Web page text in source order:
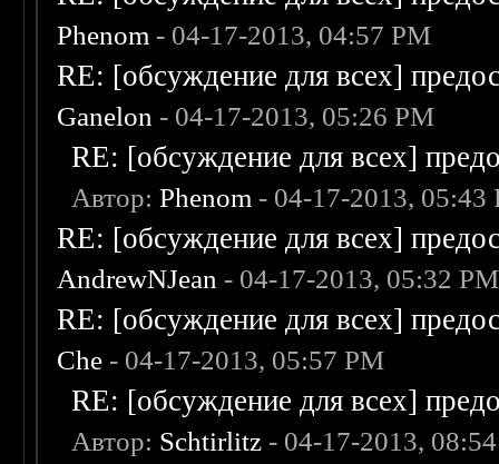
Phenom - 04-17-2013, 04:57 PM
RE: [обсуждение для всех]
Ganelon - 04-17-2013, 05:26 PM
RE: [обсуждение для всех]
Автор:Phenom - 04-17-2013, 05:43
RE: [обсуждение для всех]
AndrewNJean - 04-17-2013, 05:32 PM
RE: [обсуждение для всех]
Che - 04-17-2013, 05:57 PM
RE: [обсуждение для всех]
Автор: Schtirlitz - 04-17-2013,